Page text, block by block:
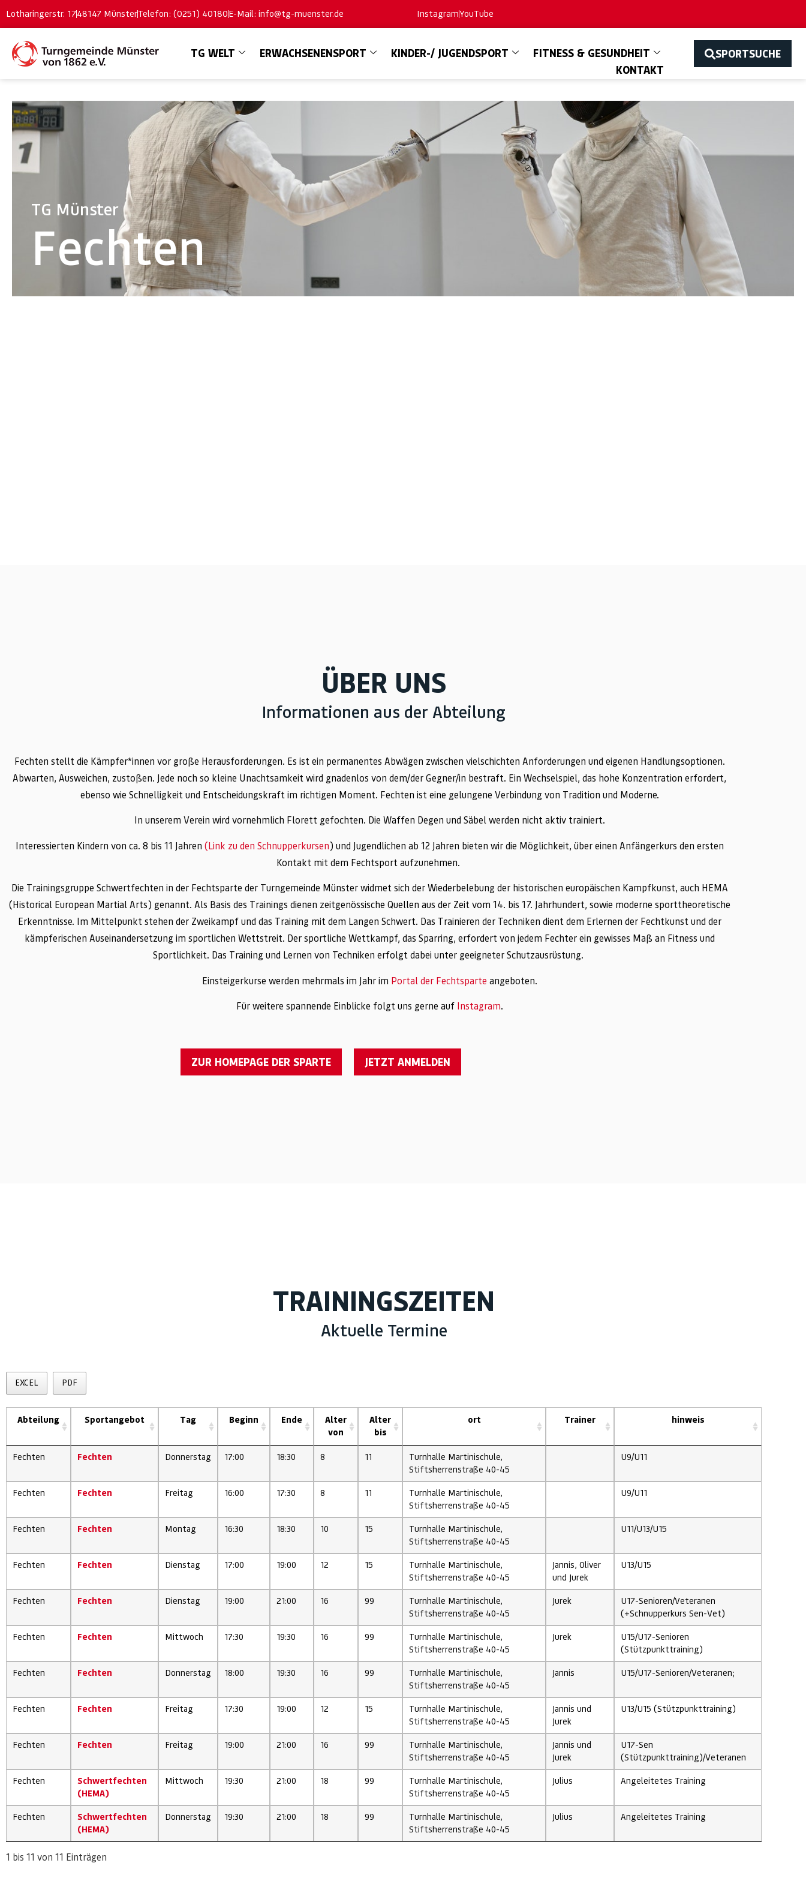
Lotharingerstr. 1748147 MünsterTelefon: (0251) 40180E-Mail: info@tg-muenster.de InstagramYouTube
TG WELT ERWACHSENENSPORT KINDER-/ JUGENDSPORT
FITNESS & GESUNDHEIT
KONTAKT
SPORTSUCHE
TG Münster
Fechten
ÜBER UNS
Informationen aus der Abteilung
Fechten stellt die Kämpfer*innen vor große Herausforderungen. Es ist ein permanentes Abwägen zwischen vielschichten Anforderungen und eigenen Handlungsoptionen.
Abwarten, Ausweichen, zustoßen. Jede noch so kleine Unachtsamkeit wird gnadenlos von dem/der Gegner/in bestraft. Ein Wechselspiel, das hohe Konzentration erfordert,
ebenso wie Schnelligkeit und Entscheidungskraft im richtigen Moment. Fechten ist eine gelungene Verbindung von Tradition und Moderne.
In unserem Verein wird vornehmlich Florett gefochten. Die Waffen Degen und Säbel werden nicht aktiv trainiert.
Interessierten Kindern von ca. 8 bis 11 Jahren (Link zu den Schnupperkursen) und Jugendlichen ab 12 Jahren bieten wir die Möglichkeit, über einen Anfängerkurs den ersten
Kontakt mit dem Fechtsport aufzunehmen.
Die Trainingsgruppe Schwertfechten in der Fechtsparte der Turngemeinde Münster widmet sich der Wiederbelebung der historischen europäischen Kampfkunst, auch HEMA
(Historical European Martial Arts) genannt. Als Basis des Trainings dienen zeitgenössische Quellen aus der Zeit vom 14. bis 17. Jahrhundert, sowie moderne sporttheoretische
Erkenntnisse. Im Mittelpunkt stehen der Zweikampf und das Training mit dem Langen Schwert. Das Trainieren der Techniken dient dem Erlernen der Fechtkunst und der
kämpferischen Auseinandersetzung im sportlichen Wettstreit. Der sportliche Wettkampf, das Sparring, erfordert von jedem Fechter ein gewisses Maß an Fitness und
Sportlichkeit. Das Training und Lernen von Techniken erfolgt dabei unter geeigneter Schutzausrüstung.
Einsteigerkurse werden mehrmals im Jahr im Portal der Fechtsparte angeboten.
Für weitere spannende Einblicke folgt uns gerne auf Instagram.
ZUR HOMEPAGE DER SPARTE JETZT ANMELDEN
TRAININGSZEITEN
Aktuelle Termine
EXCEL PDF
Abteilung Sportangebot Tag Beginn Ende
Alter
von
Alter
bis
ort Trainer hinweis
Fechten Fechten Donnerstag 17:00 18:30 8 11
Turnhalle Martinischule,
Stiftsherrenstraße 40-45
U9/U11
Fechten Fechten Freitag 16:00 17:30 8 11
Turnhalle Martinischule,
Stiftsherrenstraße 40-45
U9/U11
Fechten Fechten Montag 16:30 18:30 10 15
Turnhalle Martinischule,
Stiftsherrenstraße 40-45
U11/U13/U15
Fechten Fechten Dienstag 17:00 19:00 12 15
Turnhalle Martinischule,
Stiftsherrenstraße 40-45
Jannis, Oliver
und Jurek
U13/U15
Fechten Fechten Dienstag 19:00 21:00 16 99
Turnhalle Martinischule,
Stiftsherrenstraße 40-45
Jurek
U17-Senioren/Veteranen
(+Schnupperkurs Sen-Vet)
Fechten Fechten Mittwoch 17:30 19:30 16 99
Turnhalle Martinischule,
Stiftsherrenstraße 40-45
Jurek
U15/U17-Senioren
(Stützpunkttraining)
Fechten Fechten Donnerstag 18:00 19:30 16 99
Turnhalle Martinischule,
Stiftsherrenstraße 40-45
Jannis U15/U17-Senioren/Veteranen;
Fechten Fechten Freitag 17:30 19:00 12 15
Turnhalle Martinischule,
Stiftsherrenstraße 40-45
Jannis und
Jurek
U13/U15 (Stützpunkttraining)
Fechten Fechten Freitag 19:00 21:00 16 99
Turnhalle Martinischule,
Stiftsherrenstraße 40-45
Jannis und
Jurek
U17-Sen
(Stützpunkttraining)/Veteranen
Fechten
Schwertfechten
(HEMA)
Mittwoch 19:30 21:00 18 99
Turnhalle Martinischule,
Stiftsherrenstraße 40-45
Julius Angeleitetes Training
Fechten
Schwertfechten
(HEMA)
Donnerstag 19:30 21:00 18 99
Turnhalle Martinischule,
Stiftsherrenstraße 40-45
Julius Angeleitetes Training
1 bis 11 von 11 Einträgen